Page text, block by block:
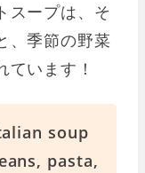
スープは、そ
、季節の野菜
います！
soup
pasta,